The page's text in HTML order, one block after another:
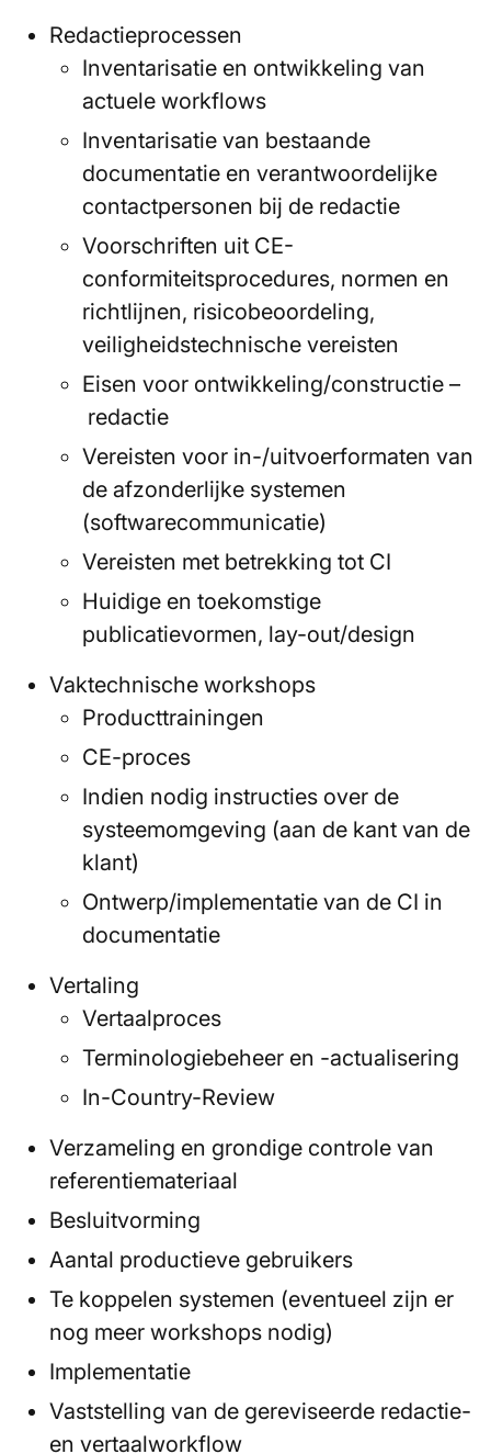
Redactieprocessen
Inventarisatie en ontwikkeling van
actuele workflows
Inventarisatie van bestaande
documentatie en verantwoordelijke
contactpersonen bij de redactie
Voorschriften uit CE-
conformiteitsprocedures, normen en
richtlijnen, risicobeoordeling,
veiligheidstechnische vereisten
Eisen voor ontwikkeling/constructie –
redactie
Vereisten voor in-/uitvoerformaten van
de afzonderlijke systemen
(softwarecommunicatie)
Vereisten met betrekking tot CI
Huidige en toekomstige
publicatievormen, lay-out/design
Vaktechnische workshops
Producttrainingen
CE-proces
Indien nodig instructies over de
systeemomgeving (aan de kant van de
klant)
Ontwerp/implementatie van de CI in
documentatie
Vertaling
Vertaalproces
Terminologiebeheer en -actualisering
In-Country-Review
Verzameling en grondige controle van
referentiemateriaal
Besluitvorming
Aantal productieve gebruikers
Te koppelen systemen (eventueel zijn er
nog meer workshops nodig)
Implementatie
Vaststelling van de gereviseerde redactie-
en vertaalworkflow